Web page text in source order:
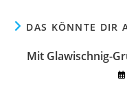
DAS KÖNNTE DIR
Mit Glawischnig-